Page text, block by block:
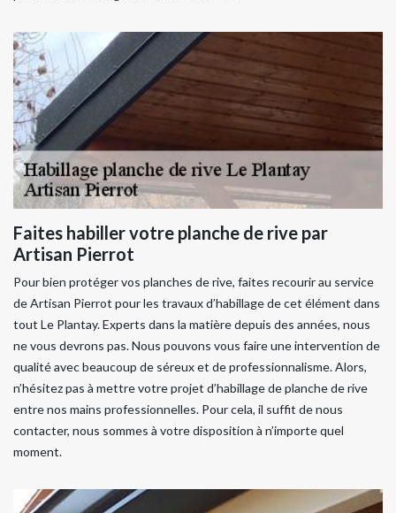
Faites habiller votre planche de rive par
Artisan Pierrot
Pour bien protéger vos planches de rive, faites recourir au service
de Artisan Pierrot pour les travaux d’habillage de cet élément dans
tout Le Plantay. Experts dans la matière depuis des années, nous
ne vous devrons pas. Nous pouvons vous faire une intervention de
qualité avec beaucoup de séreux et de professionnalisme. Alors,
n’hésitez pas à mettre votre projet d’habillage de planche de rive
entre nos mains professionnelles. Pour cela, il suffit de nous
contacter, nous sommes à votre disposition à n’importe quel
moment.